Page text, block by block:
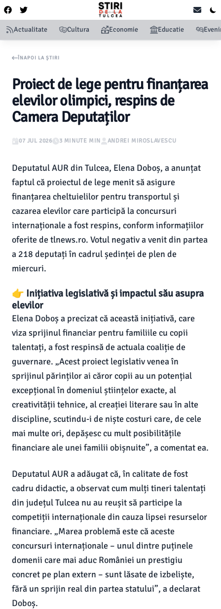
Actualitate Cultura Economie Educatie
ÎNAPOI LA ȘTIRI
Proiect de lege pentru finanțarea
elevilor olimpici, respins de
Camera Deputaților
07 JUL 2026 3 MINUTE MIN ANDREI MIROSLAVESCU
Deputatul AUR din Tulcea, Elena Doboș, a anunțat
faptul că proiectul de lege menit să asigure
finanțarea cheltuielilor pentru transportul și
cazarea elevilor care participă la concursuri
internaționale a fost respins, conform informațiilor
oferite de tlnews.ro. Votul negativ a venit din partea
a 218 deputați în cadrul ședinței de plen de
miercuri.
👉 Inițiativa legislativă și impactul său asupra
elevilor
Elena Doboș a precizat că această inițiativă, care
viza sprijinul financiar pentru familiile cu copii
talentați, a fost respinsă de actuala coaliție de
guvernare. „Acest proiect legislativ venea în
sprijinul părinților ai căror copii au un potențial
excepțional în domeniul științelor exacte, al
creativității tehnice, al creației literare sau în alte
discipline, scutindu-i de niște costuri care, de cele
mai multe ori, depășesc cu mult posibilitățile
financiare ale unei familii obișnuite”, a comentat ea.
Deputatul AUR a adăugat că, în calitate de fost
cadru didactic, a observat cum mulți tineri talentați
din județul Tulcea nu au reușit să participe la
competiții internaționale din cauza lipsei resurselor
financiare. „Marea problemă este că aceste
concursuri internaționale – unul dintre puținele
domenii care mai aduc României un prestigiu
concret pe plan extern – sunt lăsate de izbeliște,
fără un sprijin real din partea statului”, a declarat
Doboș.